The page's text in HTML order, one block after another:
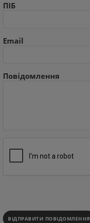
ПІБ
Email
Повідомлення
ВІДПРАВИТИ ПОВІДОМЛЕННЯ